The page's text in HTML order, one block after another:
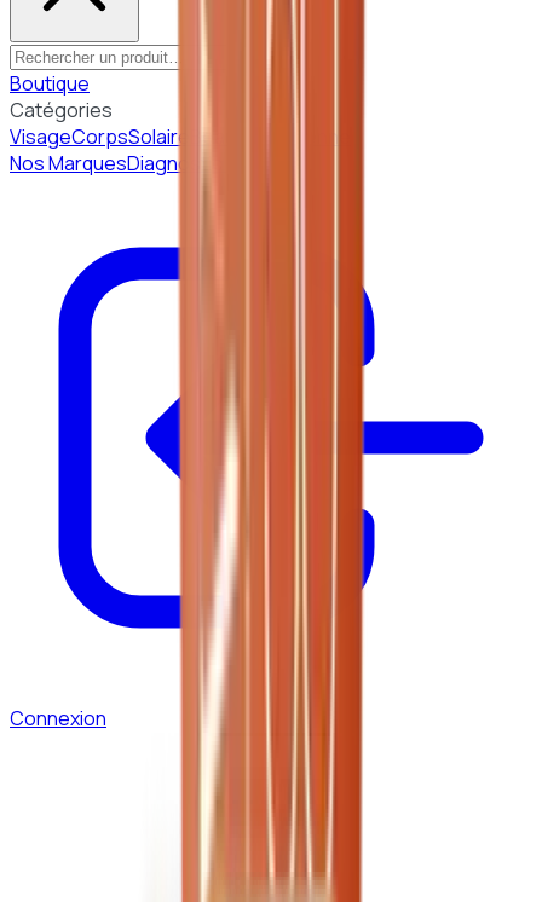
Boutique
Catégories
VisageCorpsSolaire
Nos MarquesDiagnostic peau
Connexion